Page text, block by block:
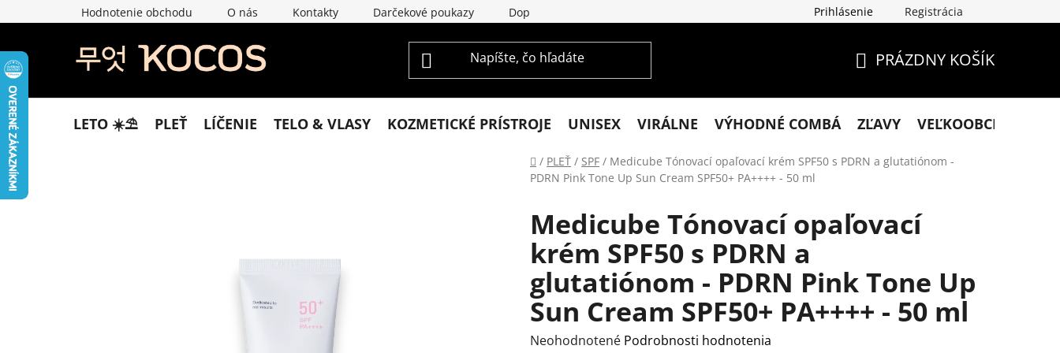
na
Hodnotenie obchodu O nás Kontakty Darčekové poukazy Doprava a platba Podmienky ochrany osobných údajov
Prihlásenie Registrácia
KOŠÍK
PRÁZDNY KOŠÍK
LETO ☀️​⛱️​ PLEŤ LÍČENIE TELO & VLASY KOZMETICKÉ PRÍSTROJE UNISEX VIRÁLNE VÝHODNÉ COMBÁ ZĽAVY VEĽKOOBCHOD
Domov
/ PLEŤ / SPF / Medicube Tónovací opaľovací krém SPF50 s PDRN a glutatiónom -
PDRN Pink Tone Up Sun Cream SPF50+ PA++++ - 50 ml
Medicube Tónovací opaľovací
krém SPF50 s PDRN a
glutatiónom - PDRN Pink Tone Up
Sun Cream SPF50+ PA++++ - 50 ml
Priemerné
Neohodnotené Podrobnosti hodnotenia